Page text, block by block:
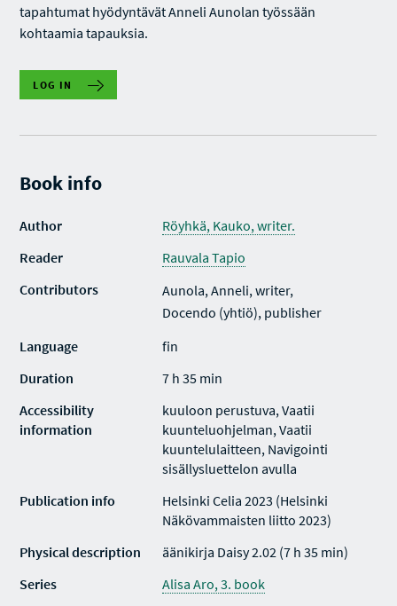
tapahtumat hyödyntävät Anneli Aunolan työssään
kohtaamia tapauksia.
LOG IN
Book info
Author
Röyhkä, Kauko, writer.
Reader
Rauvala Tapio
Contributors
Aunola, Anneli, writer,
Docendo (yhtiö), publisher
Language
fin
Duration
7 h 35 min
Accessibility
information
kuuloon perustuva, Vaatii
kuunteluohjelman, Vaatii
kuuntelulaitteen, Navigointi
sisällysluettelon avulla
Publication info
Helsinki Celia 2023 (Helsinki
Näkövammaisten liitto 2023)
Physical description
äänikirja Daisy 2.02 (7 h 35 min)
Series
Alisa Aro, 3. book